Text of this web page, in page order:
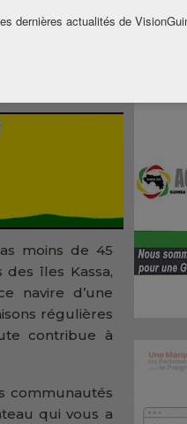
réaffirmé leur
tient une
moins de 45
îles Kassa,
navire d’une
régulières
contribue à
communautés
qui vous a
dernières actualités de